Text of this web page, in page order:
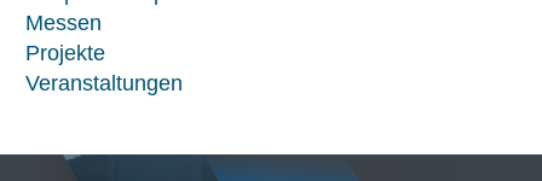
Messen
Projekte
Veranstaltungen